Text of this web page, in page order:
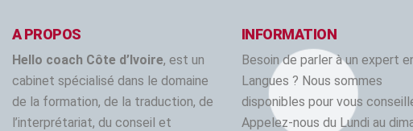
A PROPOS
Hello coach Côte d’Ivoire, est un
cabinet spécialisé dans le domaine
de la formation, de la traduction, de
l’interprétariat, du conseil et
INFORMATION
Besoin de parler à un expert
Langues ? Nous sommes
disponibles pour vous
Appelez-nous du Lundi au